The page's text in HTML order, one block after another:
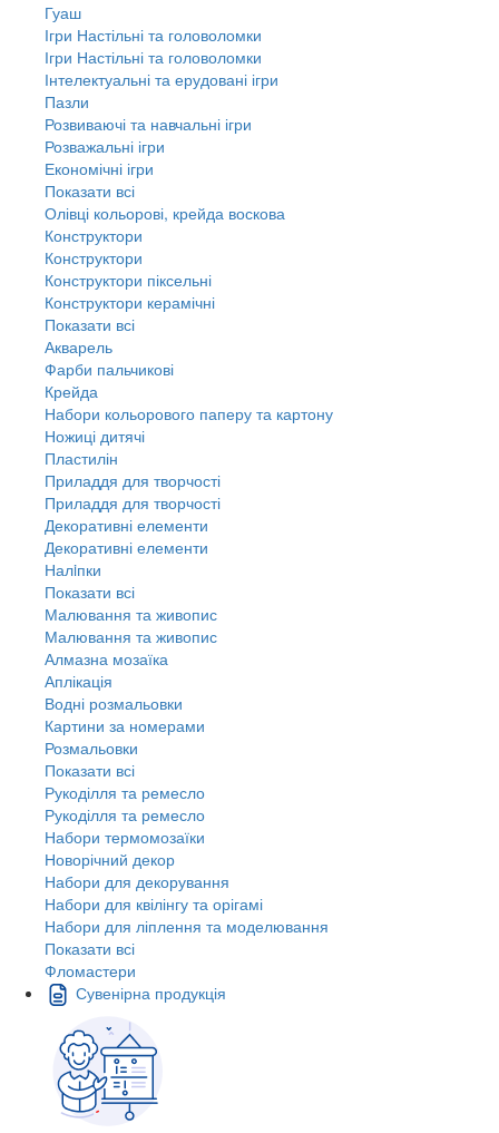
Гуаш
Ігри Настільні та головоломки
Ігри Настільні та головоломки
Інтелектуальні та ерудовані ігри
Пазли
Розвиваючі та навчальні ігри
Розважальні ігри
Економічні ігри
Показати всі
Олівці кольорові, крейда воскова
Конструктори
Конструктори
Конструктори піксельні
Конструктори керамічні
Показати всі
Акварель
Фарби пальчикові
Крейда
Набори кольорового паперу та картону
Ножиці дитячі
Пластилін
Приладдя для творчості
Приладдя для творчості
Декоративні елементи
Декоративні елементи
Налiпки
Показати всі
Малювання та живопис
Малювання та живопис
Алмазна мозаїка
Аплікація
Водні розмальовки
Картини за номерами
Розмальовки
Показати всі
Рукоділля та ремесло
Рукоділля та ремесло
Набори термомозаїки
Новорічний декор
Набори для декорування
Набори для квілінгу та орігамі
Набори для ліплення та моделювання
Показати всі
Фломастери
Сувенірна продукція